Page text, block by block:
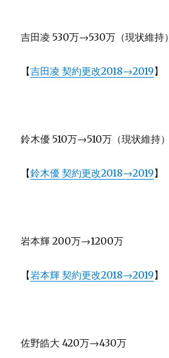
吉田凌 530万→530万（現状維持）
【吉田凌 契約更改2018→2019】
鈴木優 510万→510万（現状維持）
【鈴木優 契約更改2018→2019】
岩本輝 200万→1200万
【岩本輝 契約更改2018→2019】
佐野皓大 420万→430万